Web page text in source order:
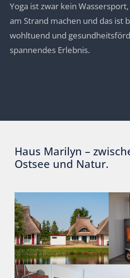
Yoga ist zwar kein
am Strand machen und das ist
wohltuend und
spannendes Erlebnis.
Haus Marilyn –
Ostsee und Natur.